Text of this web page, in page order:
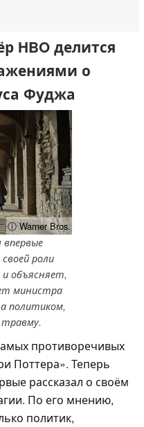
HBO делится
о
Фуджа
ⓘ Warner Bros.
впервые
роли
объясняет,
министра
политиком,
противоречивых
Поттера». Теперь
рассказал о своём
По его мнению,
политик,